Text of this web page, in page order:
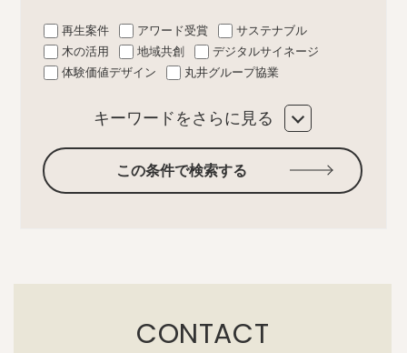
再生案件 アワード受賞
サステナブル
木の活用
地域共創
デジタルサイネージ
体験価値デザイン
丸井グループ協業
キーワードをさらに見る
この条件で検索する
CONTACT